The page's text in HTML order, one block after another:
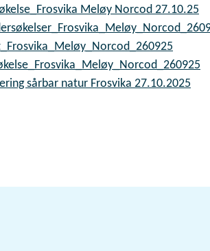
Meløy Norcod 27.10.25
sårbar natur Frosvika 27.10.2025